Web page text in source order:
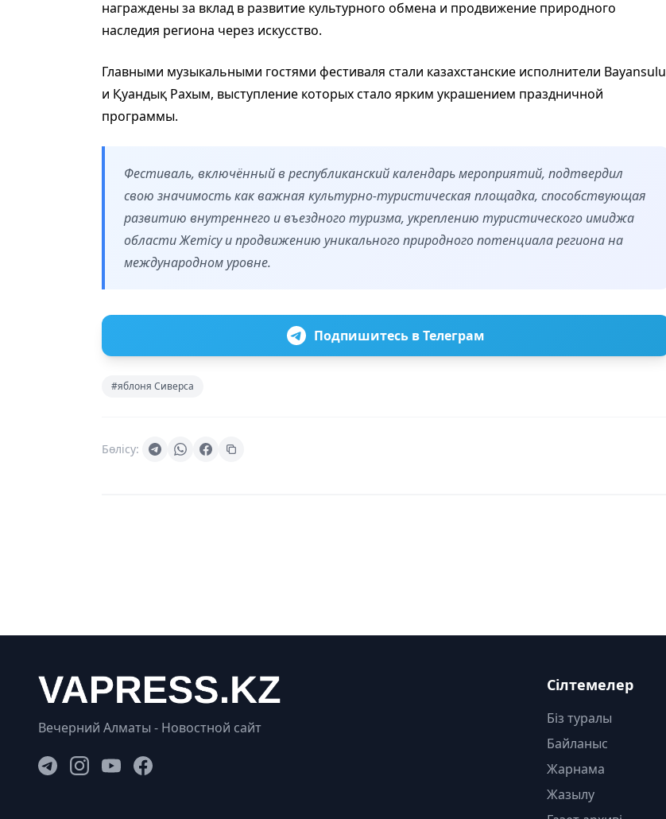
награждены за вклад в развитие культурного обмена и продвижение природного
наследия региона через искусство.
Главными музыкальными гостями фестиваля стали казахстанские исполнители Bayansulu
и Қуандық Рахым, выступление которых стало ярким украшением праздничной
программы.
Фестиваль, включённый в республиканский календарь мероприятий, подтвердил
свою значимость как важная культурно-туристическая площадка, способствующая
развитию внутреннего и въездного туризма, укреплению туристического имиджа
области Жетісу и продвижению уникального природного потенциала региона на
международном уровне.
Подпишитесь в Телеграм
#яблоня Сиверса
Бөлісу:
Вечерний Алматы - Новостной сайт
Сілтемелер
Біз туралы
Байланыс
Жарнама
Жазылу